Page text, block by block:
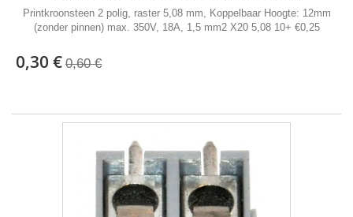
Printkroonsteen 2 polig, raster 5,08 mm, Koppelbaar Hoogte: 12mm
(zonder pinnen) max. 350V, 18A, 1,5 mm2 X20 5,08 10+ €0,25
0,30 € 0,60 €